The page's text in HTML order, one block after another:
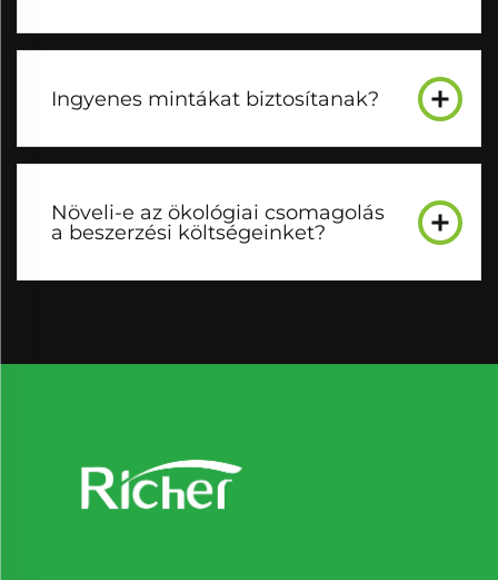
Ingyenes mintákat biztosítanak?
Növeli-e az ökológiai csomagolás
a beszerzési költségeinket?